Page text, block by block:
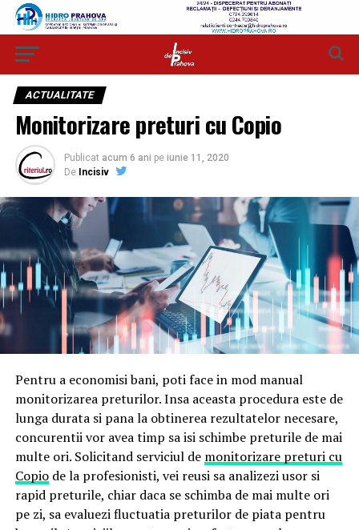
ACTUALITATE
Monitorizare preturi cu Copio
Publicat acum 6 ani pe iunie 11, 2020
De Incisiv
Pentru a economisi bani, poti face in mod manual
monitorizarea preturilor. Insa aceasta procedura este de
lunga durata si pana la obtinerea rezultatelor necesare,
concurentii vor avea timp sa isi schimbe preturile de mai
multe ori. Solicitand serviciul de monitorizare preturi cu
Copiode la profesionisti, vei reusi sa analizezi usor si
rapid preturile, chiar daca se schimba de mai multe ori
pe zi, sa evaluezi fluctuatia preturilor de piata pentru